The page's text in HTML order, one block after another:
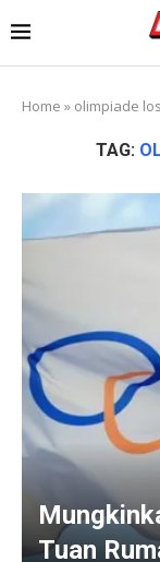
Home » olimpiade
TAG:
Tuan